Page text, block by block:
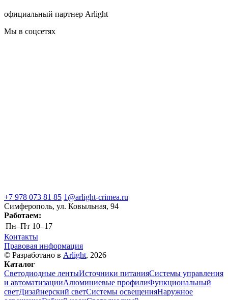
официальный партнер Arlight
Мы в соцсетях
+7 978 073 81 85 1@arlight-crimea.ru
Симферополь, ул. Ковыльная, 94
Работаем:
Пн–Пт 10–17
Контакты
Правовая информация
© Разработано в Arlight, 2026
Каталог
Светодиодные лентыИсточники питанияСистемы управления
и автоматизацииАлюминиевые профилиФункциональный
светДизайнерский светСистемы освещенияНаружное